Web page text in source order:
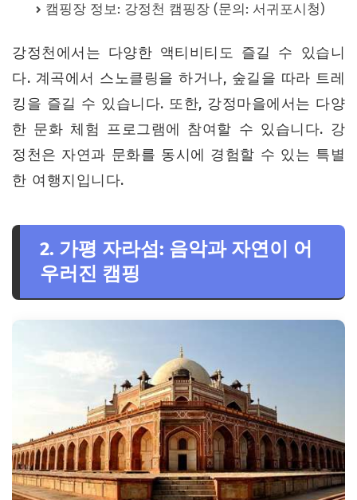
캠핑장 정보: 강정천 캠핑장 (문의: 서귀포시청)
강정천에서는 다양한 액티비티도 즐길 수 있습니
다. 계곡에서 스노클링을 하거나, 숲길을 따라 트레
킹을 즐길 수 있습니다. 또한, 강정마을에서는 다양
한 문화 체험 프로그램에 참여할 수 있습니다. 강
정천은 자연과 문화를 동시에 경험할 수 있는 특별
한 여행지입니다.
2. 가평 자라섬: 음악과 자연이 어
우러진 캠핑